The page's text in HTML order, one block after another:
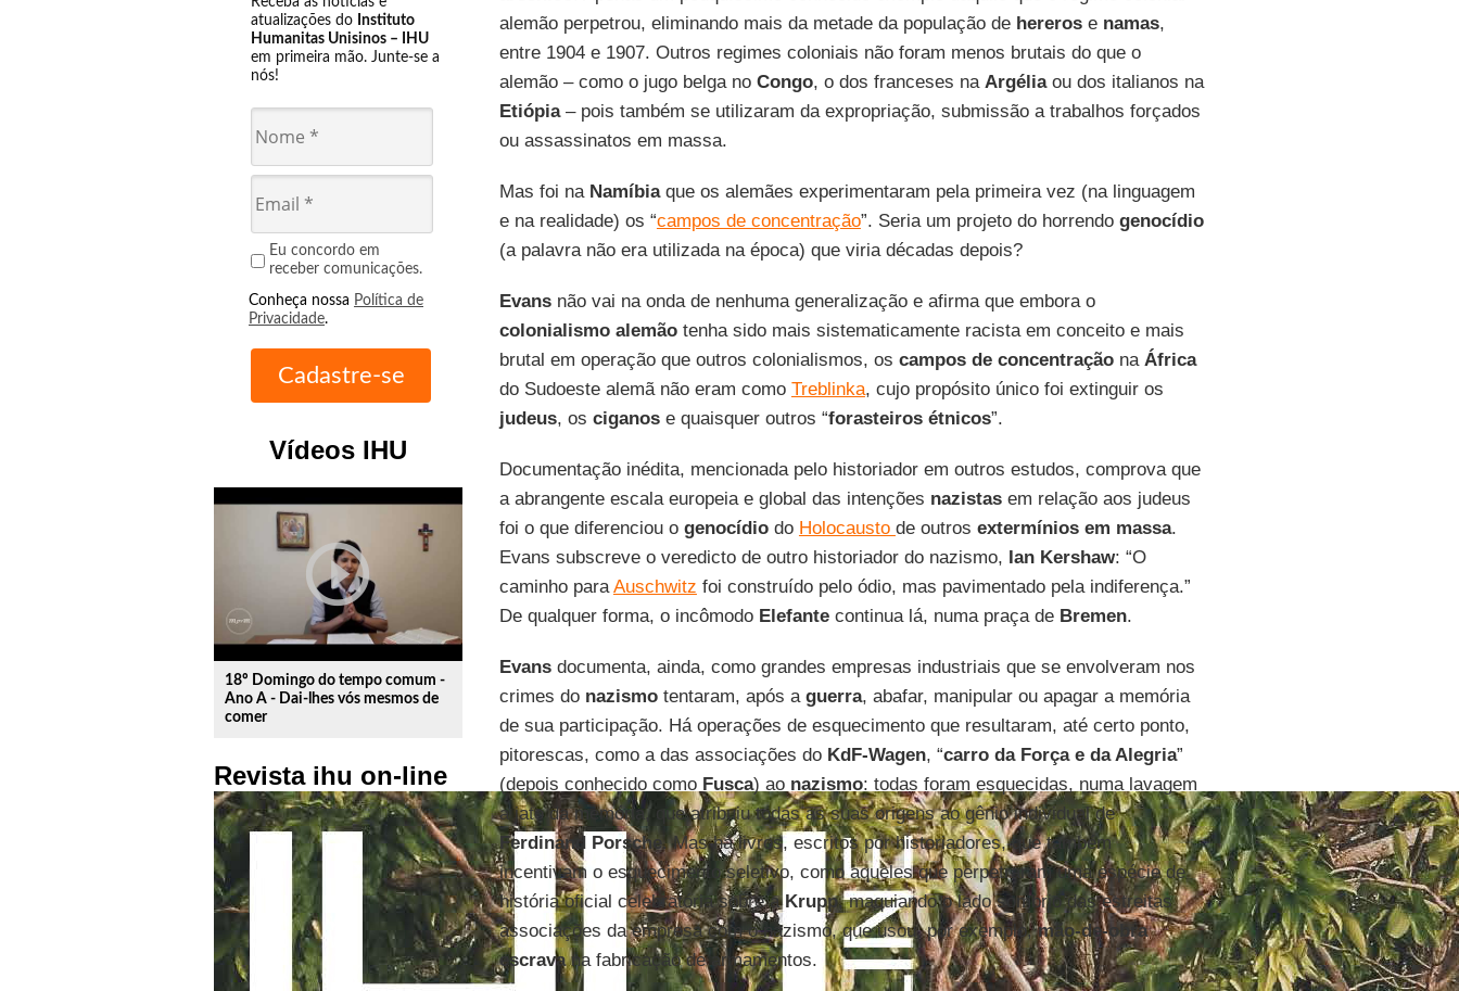
atualizações do Instituto
Humanitas Unisinos – IHU
em primeira mão. Junte-se a
nós!
Eu concordo em
receber comunicações.
Conheça nossa Política de
Privacidade.
Vídeos IHU
play_circle_outline
18º Domingo do tempo comum -
Ano A - Dai-lhes vós mesmos de
comer
Revista ihu on-line
alemão perpetrou, eliminando mais da metade da população de hererose namas,
entre 1904 e 1907. Outros regimes coloniais não foram menos brutais do que o
alemão – como o jugo belga no Congo, o dos franceses na Argéliaou dos italianos na
Etiópia– pois também se utilizaram da expropriação, submissão a trabalhos forçados
ou assassinatos em massa.
Mas foi na Namíbiaque os alemães experimentaram pela primeira vez (na linguagem
e na realidade) os “campos de concentração”. Seria um projeto do horrendo genocídio
(a palavra não era utilizada na época) que viria décadas depois?
Evansnão vai na onda de nenhuma generalização e afirma que embora o
colonialismo alemãotenha sido mais sistematicamente racista em conceito e mais
brutal em operação que outros colonialismos, os campos de concentraçãona África
do Sudoeste alemã não eram como Treblinka, cujo propósito único foi extinguir os
judeus, os ciganose quaisquer outros “forasteiros étnicos”.
Documentação inédita, mencionada pelo historiador em outros estudos, comprova que
a abrangente escala europeia e global das intenções nazistasem relação aos judeus
foi o que diferenciou o genocídiodo Holocausto de outros extermínios em massa.
Evans subscreve o veredicto de outro historiador do nazismo, Ian Kershaw: “O
caminho paraAuschwitz foi construído pelo ódio, mas pavimentado pela indiferença.”
De qualquer forma, o incômodoElefantecontinua lá, numa praça deBremen.
Evansdocumenta, ainda, como grandes empresas industriais que se envolveram nos
crimes do nazismotentaram, após aguerra, abafar, manipular ou apagar a memória
de sua participação. Há operações de esquecimento que resultaram, até certo ponto,
pitorescas, como a das associações doKdF-Wagen, “carro da Força e da Alegria”
(depois conhecido como Fusca) ao nazismo: todas foram esquecidas, numa lavagem
a jato da memória, que atribuiu todas as suas origens ao gênio individual de
Ferdinand Porsche. Mas há livros, escritos por historiadores, que também
incentivam o esquecimento seletivo, como aqueles que perpetraram uma espécie de
história oficial celebratória sobre aKrupp, maquiando o lado sombrio das estreitas
associações da empresa com o nazismo, que usou, por exemplo,mão-de-obra
escravana fabricação de armamentos.